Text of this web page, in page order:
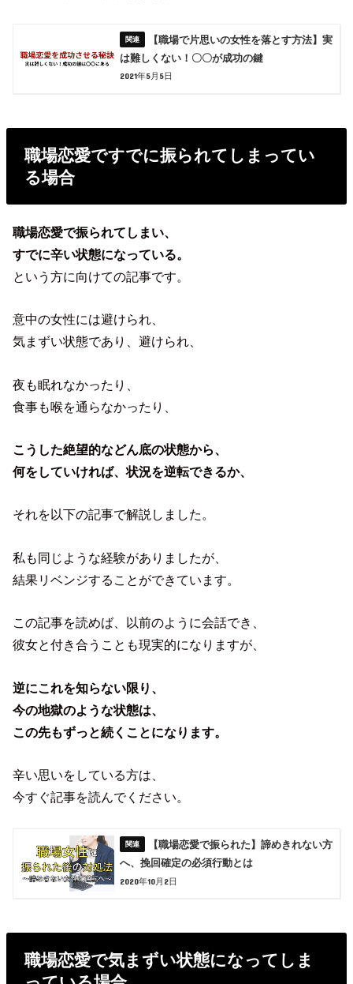
【職場で片思いの女性を落とす方法】実
は難しくない！〇〇が成功の鍵
2021年5月5日
職場恋愛ですでに振られてしまってい
る場合
職場恋愛で振られてしまい、
すでに辛い状態になっている。
という方に向けての記事です。
意中の女性には避けられ、
気まずい状態であり、避けられ、
夜も眠れなかったり、
食事も喉を通らなかったり、
こうした絶望的などん底の状態から、
何をしていければ、状況を逆転できるか、
それを以下の記事で解説しました。
私も同じような経験がありましたが、
結果リベンジすることができています。
この記事を読めば、以前のように会話でき、
彼女と付き合うことも現実的になりますが、
逆にこれを知らない限り、
今の地獄のような状態は、
この先もずっと続くことになります。
辛い思いをしている方は、
今すぐ記事を読んでください。
【職場恋愛で振られた】諦めきれない方
へ、挽回確定の必須行動とは
2020年10月2日
職場恋愛で気まずい状態になってしま